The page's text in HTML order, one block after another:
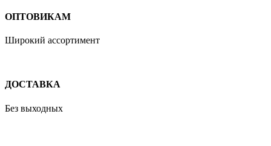
ОПТОВИКАМ
Широкий ассортимент
ДОСТАВКА
Без выходных